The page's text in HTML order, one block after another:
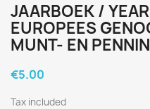
JAARBOEK /
EUROPEES
MUNT- EN
€5.00
Tax included